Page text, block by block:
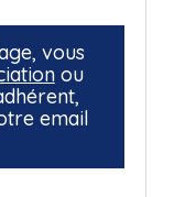
vous
ou
email